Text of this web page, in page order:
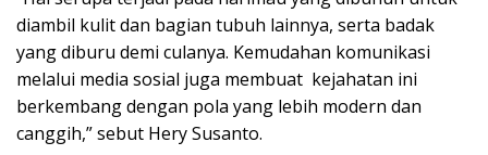
diambil kulit dan bagian tubuh lainnya, serta badak
yang diburu demi culanya. Kemudahan komunikasi
melalui media sosial juga membuat kejahatan ini
berkembang dengan pola yang lebih modern dan
canggih,” sebut Hery Susanto.